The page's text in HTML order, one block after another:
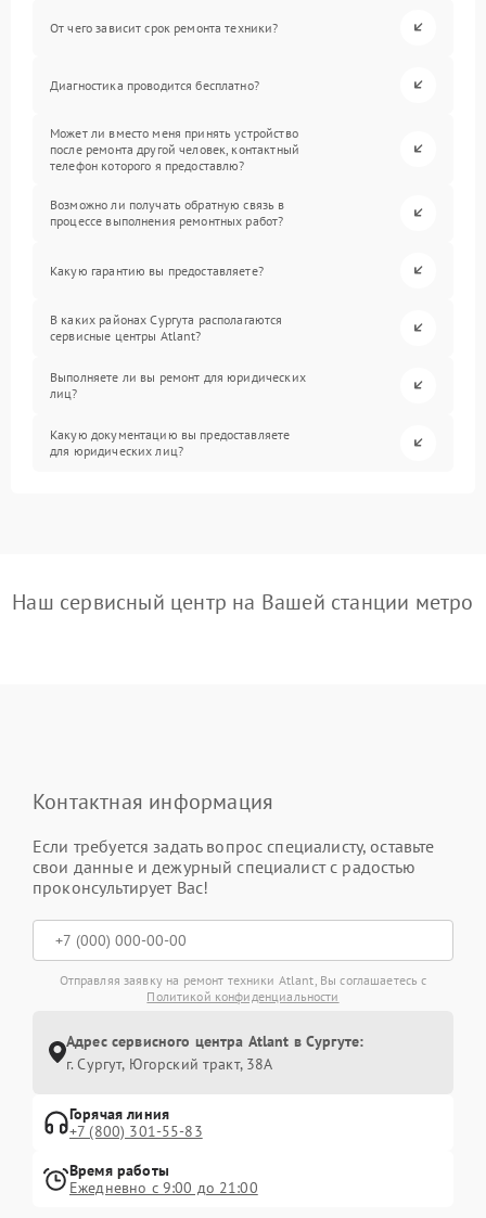
От чего зависит срок ремонта техники?
Диагностика проводится бесплатно?
Может ли вместо меня принять устройство
после ремонта другой человек, контактный
телефон которого я предоставлю?
Возможно ли получать обратную связь в
процессе выполнения ремонтных работ?
Какую гарантию вы предоставляете?
В каких районах Сургута располагаются
сервисные центры Atlant?
Выполняете ли вы ремонт для юридических
лиц?
Какую документацию вы предоставляете
для юридических лиц?
Наш сервисный центр на Вашей станции метро
Контактная информация
Если требуется задать вопрос специалисту, оставьте
свои данные и дежурный специалист с радостью
проконсультирует Вас!
Отправляя заявку на ремонт техники Atlant, Вы соглашаетесь с
Политикой конфиденциальности
Адрес сервисного центра Atlant в Сургуте:
г. Сургут, Югорский тракт, 38А
Горячая линия
+7 (800) 301-55-83
Время работы
Ежедневно с 9:00 до 21:00